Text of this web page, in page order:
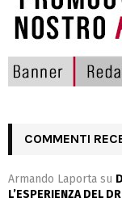
COMMENTI
Armando Laporta su
L’ESPERIENZA DEL